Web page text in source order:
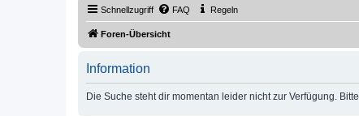
Schnellzugriff FAQ Regeln
Foren-Übersicht
Information
Die Suche steht dir momentan leider nicht zur Verfügung.